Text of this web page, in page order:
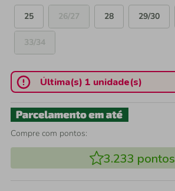
25
26/27 28 29/30
33/34
Última(s) 1 unidade(s)
Compre com pontos:
3.233 pontos